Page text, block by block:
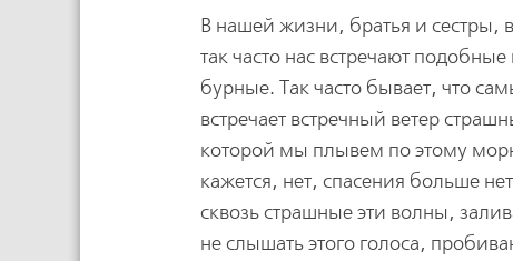
В нашей жизни, братья и
так часто нас встречают
бурные. Так часто бывает, что
встречает встречный ветер
которой мы плывем по этому
кажется, нет, спасения больше
сквозь страшные эти волны,
не слышать этого голоса,